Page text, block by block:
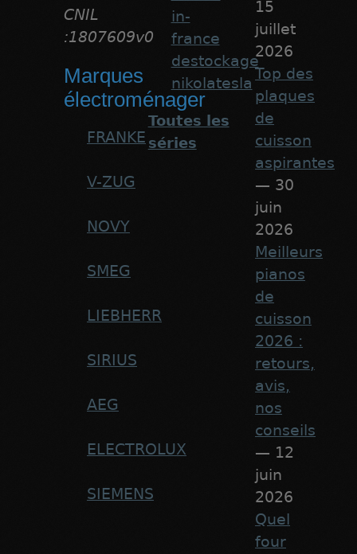
CNIL
:1807609v0
Marques
électroménager
FRANKE
V-ZUG
NOVY
SMEG
LIEBHERR
SIRIUS
AEG
ELECTROLUX
SIEMENS
in-
france
destockage
nikolatesla
Toutes les
séries
15
juillet
2026
Top des
plaques
de
cuisson
aspirantes
— 30
juin
2026
Meilleurs
pianos
de
cuisson
2026 :
retours,
avis,
nos
conseils
— 12
juin
2026
Quel
four